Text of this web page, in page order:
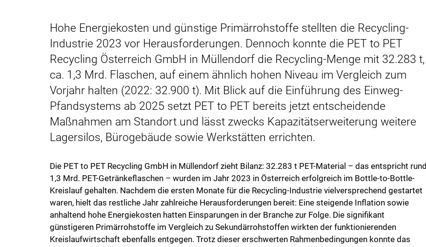
Hohe Energiekosten und günstige Primärrohstoffe stellten die Recycling-
Industrie 2023 vor Herausforderungen. Dennoch konnte die PET to PET
Recycling Österreich GmbH in Müllendorf die Recycling-Menge mit 32.283 t,
ca. 1,3 Mrd. Flaschen, auf einem ähnlich hohen Niveau im Vergleich zum
Vorjahr halten (2022: 32.900 t). Mit Blick auf die Einführung des Einweg-
Pfandsystems ab 2025 setzt PET to PET bereits jetzt entscheidende
Maßnahmen am Standort und lässt zwecks Kapazitätserweiterung weitere
Lagersilos, Bürogebäude sowie Werkstätten errichten.
Die PET to PET Recycling GmbH in Müllendorf zieht Bilanz: 32.283 t PET-Material – das entspricht rund
1,3 Mrd. PET-Getränkeflaschen – wurden im Jahr 2023 in Österreich erfolgreich im Bottle-to-Bottle-
Kreislauf gehalten. Nachdem die ersten Monate für die Recycling-Industrie vielversprechend gestartet
waren, hielt das restliche Jahr zahlreiche Herausforderungen bereit: Eine steigende Inflation sowie
anhaltend hohe Energiekosten hatten Einsparungen in der Branche zur Folge. Die signifikant
günstigeren Primärrohstoffe im Vergleich zu Sekundärrohstoffen wirkten der funktionierenden
Kreislaufwirtschaft ebenfalls entgegen. Trotz dieser erschwerten Rahmenbedingungen konnte das